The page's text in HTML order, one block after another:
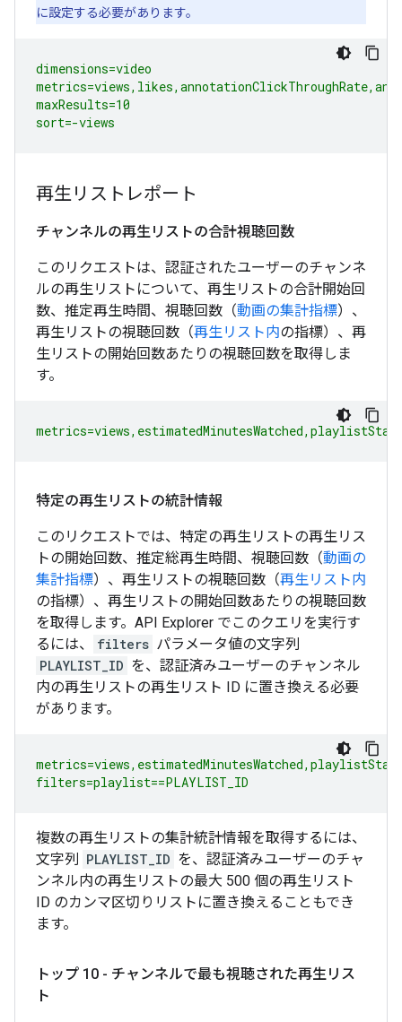
に設定する必要があります。
dimensions=video
maxResults=10
sort=-views
再生リストレポート
チャンネルの再生リストの合計視聴回数
このリクエストは、認証されたユーザーのチャンネ
ルの再生リストについて、再生リストの合計開始回
数、推定再生時間、視聴回数（動画の集計指標）、
再生リストの視聴回数（再生リスト内の指標）、再
生リストの開始回数あたりの視聴回数を取得しま
す。
特定の再生リストの統計情報
このリクエストでは、特定の再生リストの再生リス
トの開始回数、推定総再生時間、視聴回数（動画の
集計指標）、再生リストの視聴回数（再生リスト内
の指標）、再生リストの開始回数あたりの視聴回数
を取得します。API Explorer でこのクエリを実行す
るには、
filters パラメータ値の文字列
PLAYLIST_ID を、認証済みユーザーのチャンネル
内の再生リストの再生リスト ID に置き換える必要
があります。
filters=playlist==PLAYLIST_ID
複数の再生リストの集計統計情報を取得するには、
文字列 PLAYLIST_ID を、認証済みユーザーのチャ
ンネル内の再生リストの最大 500 個の再生リスト
ID のカンマ区切りリストに置き換えることもでき
ます。
トップ 10 - チャンネルで最も視聴された再生リス
ト